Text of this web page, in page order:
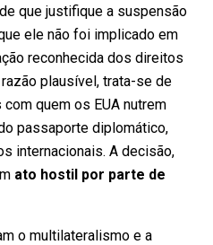
que justifique a suspensão
ele não foi implicado em
reconhecida dos direitos
plausível, trata-se de
quem os EUA nutrem
passaporte diplomático,
internacionais. A decisão,
ato hostil por parte de
o multilateralismo e a